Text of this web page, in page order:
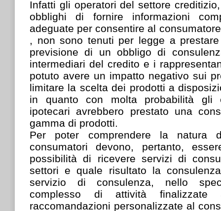
Infatti gli operatori del settore
obblighi di fornire informazioni
adeguate per consentire al
, non sono tenuti per legge a
previsione di un obbligo di
intermediari del credito e i
potuto avere un impatto negativo sui
limitare la scelta dei prodotti a
in quanto con molta probabilità gli
ipotecari avrebbero prestato una
gamma di prodotti.
Per poter comprendere la natura
consumatori devono, pertanto,
possibilità di ricevere servizi di
settori e quale risultato la
servizio di consulenza, nello
complesso di attività finalizzate
raccomandazioni personalizzate al